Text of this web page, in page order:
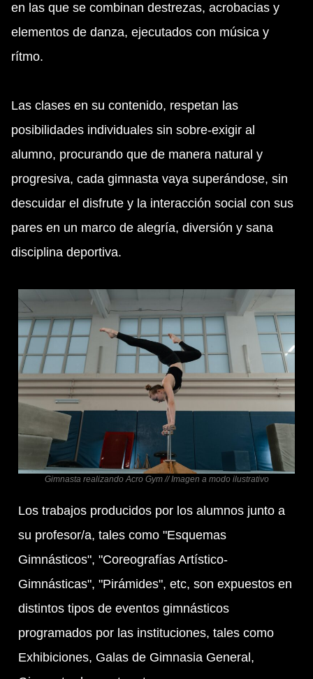
en las que se combinan destrezas, acrobacias y
elementos de danza, ejecutados con música y
rítmo.
Las clases en su contenido, respetan las
posibilidades individuales sin sobre-exigir al
alumno, procurando que de manera natural y
progresiva, cada gimnasta vaya superándose, sin
descuidar el disfrute y la interacción social con sus
pares en un marco de alegría, diversión y sana
disciplina deportiva.
Gimnasta realizando Acro Gym // Imagen a modo ilustrativo
Los trabajos producidos por los alumnos junto a
su profesor/a, tales como "Esquemas
Gimnásticos", "Coreografías Artístico-
Gimnásticas", "Pirámides", etc, son expuestos en
distintos tipos de eventos gimnásticos
programados por las instituciones, tales como
Exhibiciones, Galas de Gimnasia General,